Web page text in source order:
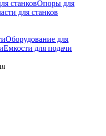
станковОпоры для
для станков
Оборудование для
Емкости для подачи